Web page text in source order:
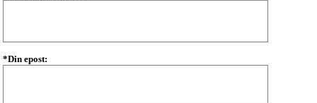
*Din epost: